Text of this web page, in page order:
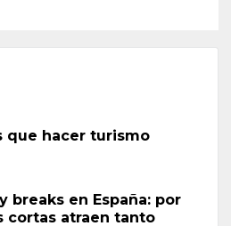
que hacer turismo
breaks en España: por
cortas atraen tanto